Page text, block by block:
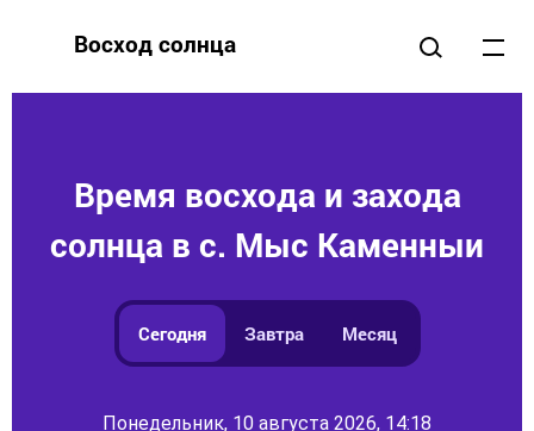
Восход солнца
Время восхода и захода
солнца в с. Мыс Каменныи
Сегодня Завтра Месяц
Понедельник, 10 августа 2026, 14:18